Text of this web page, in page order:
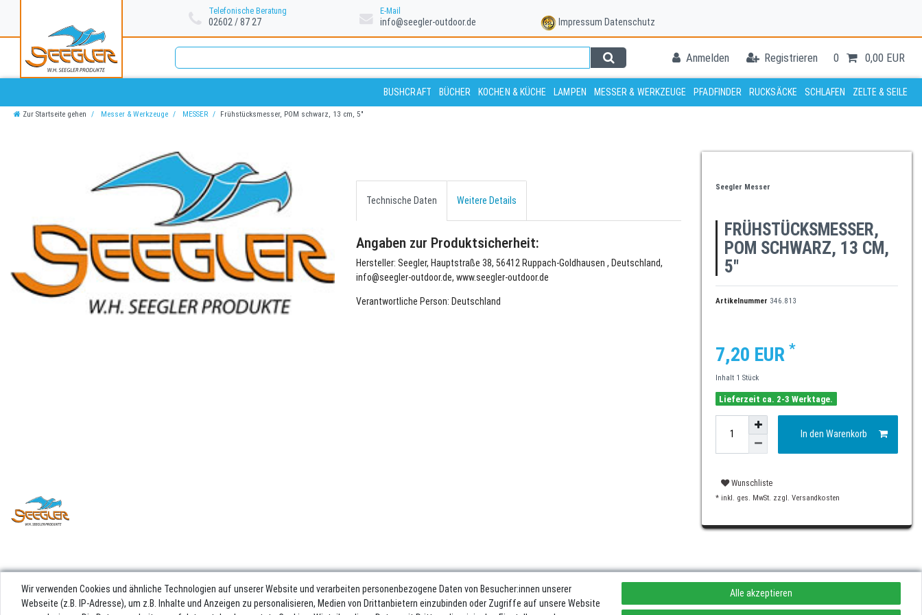
Telefonische Beratung
02602 / 87 27
E-Mail
info@seegler-outdoor.de Impressum Datenschutz
Anmelden Registrieren 0 0,00 EUR
BUSHCRAFT BÜCHER KOCHEN & KÜCHE LAMPEN MESSER & WERKZEUGE PFADFINDER RUCKSÄCKE SCHLAFEN ZELTE & SEILE
Zur Startseite gehen Messer & Werkzeuge MESSER Frühstücksmesser, POM schwarz, 13 cm, 5"
Technische Daten Weitere Details
Angaben zur Produktsicherheit:
Hersteller: Seegler, Hauptstraße 38, 56412 Ruppach-Goldhausen , Deutschland,
info@seegler-outdoor.de, www.seegler-outdoor.de
Verantwortliche Person: Deutschland
Seegler Messer
FRÜHSTÜCKSMESSER,
POM SCHWARZ, 13 CM,
5"
Artikelnummer 346.813
7,20 EUR *
Inhalt 1 Stück
Lieferzeit ca. 2-3 Werktage.
In den Warenkorb
Wunschliste
* inkl. ges. MwSt. zzgl. Versandkosten
Wir verwenden Cookies und ähnliche Technologien auf unserer Website und verarbeiten personenbezogene Daten von Besucher:innen unserer
Webseite (z.B. IP-Adresse), um z.B. Inhalte und Anzeigen zu personalisieren, Medien von Drittanbietern einzubinden oder Zugriffe auf unsere Website
Alle akzeptieren